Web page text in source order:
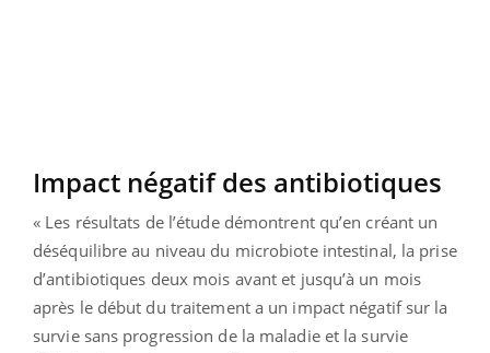
Impact négatif des antibiotiques
« Les résultats de l’étude démontrent qu’en créant un
déséquilibre au niveau du microbiote intestinal, la prise
d’antibiotiques deux mois avant et jusqu’à un mois
après le début du traitement a un impact négatif sur la
survie sans progression de la maladie et la survie